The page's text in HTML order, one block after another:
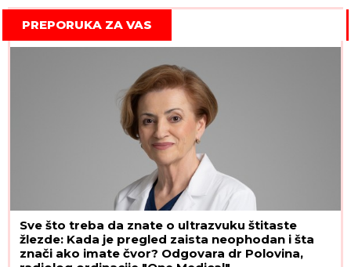
PREPORUKA ZA VAS
Sve što treba da znate o ultrazvuku štitaste
žlezde: Kada je pregled zaista neophodan i šta
znači ako imate čvor? Odgovara dr Polovina,